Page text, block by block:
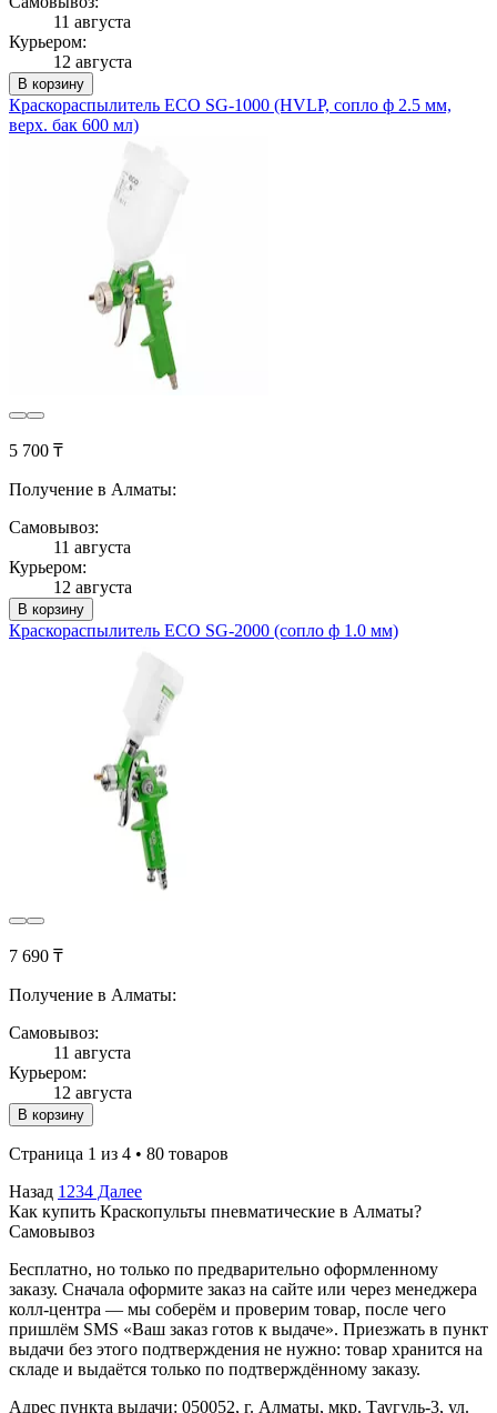
11 августа
Курьером:
12 августа
В корзину
Краскораспылитель ECO SG-1000 (HVLP, сопло ф 2.5 мм,
верх. бак 600 мл)
5 700 ₸
Получение в Алматы:
Самовывоз:
11 августа
Курьером:
12 августа
В корзину
Краскораспылитель ECO SG-2000 (сопло ф 1.0 мм)
7 690 ₸
Получение в Алматы:
Самовывоз:
11 августа
Курьером:
12 августа
В корзину
Страница 1 из 4 • 80 товаров
Назад 1 234 Далее
Как купить Краскопульты пневматические в Алматы?
Самовывоз
Бесплатно, но только по предварительно оформленному
заказу. Сначала оформите заказ на сайте или через менеджера
колл-центра — мы соберём и проверим товар, после чего
пришлём SMS «Ваш заказ готов к выдаче». Приезжать в пункт
выдачи без этого подтверждения не нужно: товар хранится на
складе и выдаётся только по подтверждённому заказу.
Адрес пункта выдачи: 050052, г. Алматы, мкр. Таугуль-3, ул.